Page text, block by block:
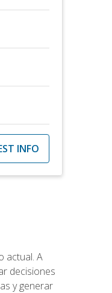
INFO
actual. A
decisiones
y generar